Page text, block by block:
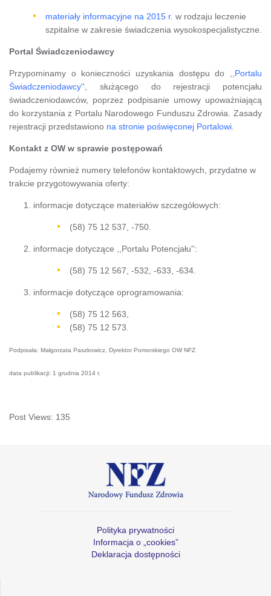
materiały informacyjne na 2015 r. w rodzaju leczenie
szpitalne w zakresie świadczenia wysokospecjalistyczne.
Portal Świadczeniodawcy
Przypominamy o konieczności uzyskania dostępu do ,, Portalu
Świadczeniodawcy'', służącego do rejestracji potencjału
świadczeniodawców, poprzez podpisanie umowy upoważniającą
do korzystania z Portalu Narodowego Funduszu Zdrowia. Zasady
rejestracji przedstawiono na stronie poświęconej Portalowi
Kontakt z OW w sprawie postępowań
Podajemy również numery telefonów kontaktowych, przydatne w
trakcie przygotowywania oferty:
informacje dotyczące materiałów szczegółowych:
(58) 75 12 537, -750.
informacje dotyczące ,,Portalu Potencjału'':
(58) 75 12 567, -532, -633, -634.
informacje dotyczące oprogramowania:
(58) 75 12 563,
(58) 75 12 573.
Podpisała: Małgorzata Paszkowicz, Dyrektor Pomorskiego OW NFZ
data publikacji: 1 grudnia 2014 r.
Post Views: 135
Polityka prywatności
Informacja o „cookies”
Deklaracja dostępności